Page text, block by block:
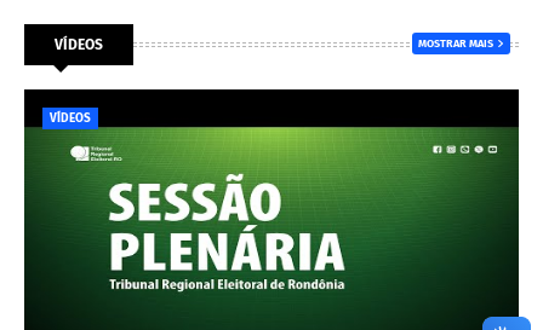
VÍDEOS MOSTRAR MAIS
VÍDEOS